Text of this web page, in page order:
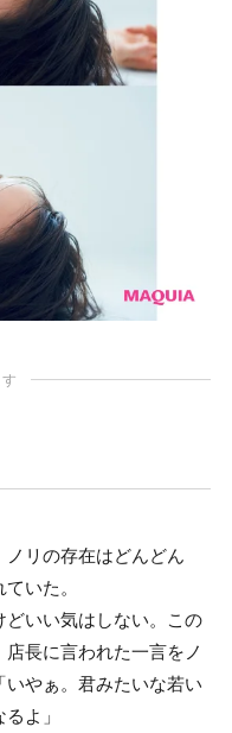
リの存在はどんどん
いた。
いい気はしない。この
長に言われた一言をノ
いやぁ。君みたいな若い
よ」